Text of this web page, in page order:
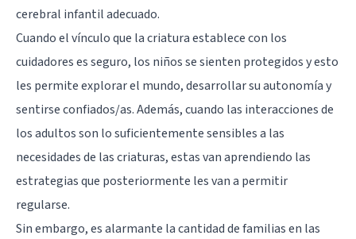
cerebral infantil adecuado.
Cuando el vínculo que la criatura establece con los
cuidadores es seguro, los niños se sienten protegidos y esto
les permite explorar el mundo, desarrollar su autonomía y
sentirse confiados/as. Además, cuando las interacciones de
los adultos son lo suficientemente sensibles a las
necesidades de las criaturas, estas van aprendiendo las
estrategias que posteriormente les van a permitir
regularse.
Sin embargo, es alarmante la cantidad de familias en las